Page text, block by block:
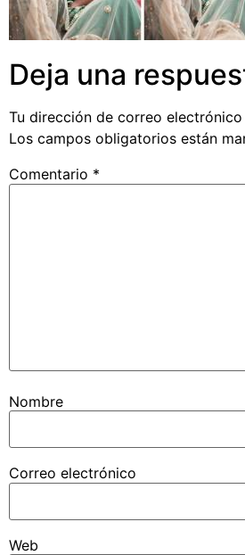
Deja una
Tu dirección de correo
Los campos obligatorios están
Comentario *
Nombre
Correo electrónico
Web